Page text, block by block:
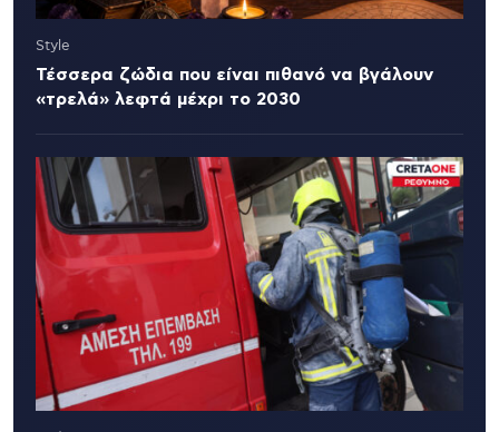
Style
Τέσσερα ζώδια που είναι πιθανό να βγάλουν
«τρελά» λεφτά μέχρι το 2030